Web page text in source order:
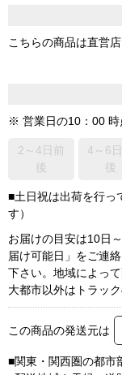
こちらの商品は直営
※ 営業日の10：00 時
2～4日前
後
4～6
後
■土日祝は出荷を行っ
す）
お届けの目安は10日
届け可能日」をご連
下さい。地域によっ
大都市以外はトラック
この商品の発送元は
■関東・関西圏の都市